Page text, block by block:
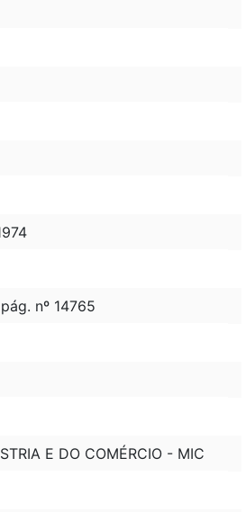
nº 14765
E DO COMÉRCIO - MIC